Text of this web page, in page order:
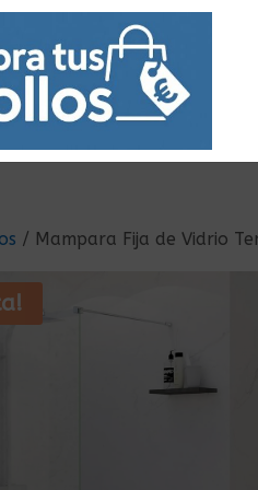
/ Mampara Fija de Vidrio